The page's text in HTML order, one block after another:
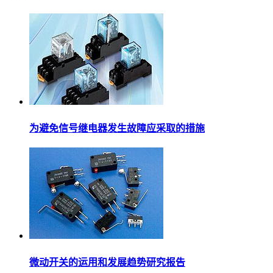
为避免信号继电器发生故障应采取的措施
微动开关的运用和发展趋势研究报告